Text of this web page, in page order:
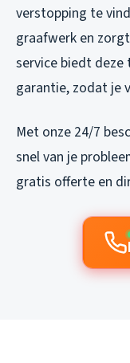
verstopping te
graafwerk en
service biedt
garantie, zodat je
Met onze 24/7
snel van je
gratis offerte en